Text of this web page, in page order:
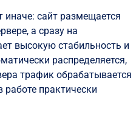
иначе: сайт размещается
а сразу на
высокую стабильность и
распределяется,
трафик обрабатывается
практически